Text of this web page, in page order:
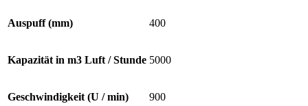
Auspuff (mm) 400
Kapazität in m3 Luft / Stunde 5000
Geschwindigkeit (U / min) 900